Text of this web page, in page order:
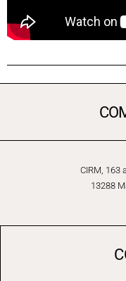
CIRM, 163
13288